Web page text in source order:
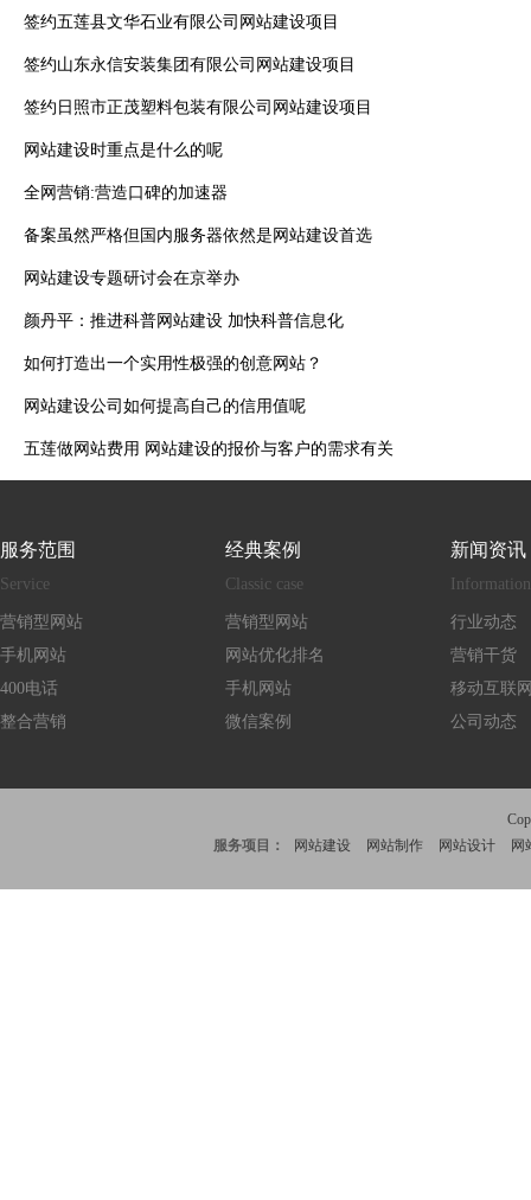
签约五莲县文华石业有限公司网站建设项目
签约山东永信安装集团有限公司网站建设项目
签约日照市正茂塑料包装有限公司网站建设项目
网站建设时重点是什么的呢
全网营销:营造口碑的加速器
备案虽然严格但国内服务器依然是网站建设首选
网站建设专题研讨会在京举办
颜丹平：推进科普网站建设 加快科普信息化
如何打造出一个实用性极强的创意网站？
网站建设公司如何提高自己的信用值呢
五莲做网站费用 网站建设的报价与客户的需求有关
服务范围
Service
营销型网站
手机网站
400电话
整合营销
经典案例
Classic case
营销型网站
网站优化排名
手机网站
微信案例
新闻资讯
Information
行业动态
营销干货
移动互联
公司动态
服务项目：
网站建设 网站制作 网站设计 网